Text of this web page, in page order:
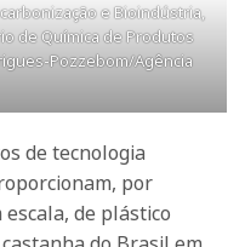
e Bioindústria,
de Química de Produtos
Pozzebom/Agência
de tecnologia
por
de plástico